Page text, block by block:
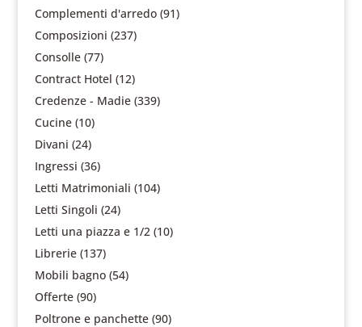
Complementi d'arredo (91)
Composizioni (237)
Consolle (77)
Contract Hotel (12)
Credenze - Madie (339)
Cucine (10)
Divani (24)
Ingressi (36)
Letti Matrimoniali (104)
Letti Singoli (24)
Letti una piazza e 1/2 (10)
Librerie (137)
Mobili bagno (54)
Offerte (90)
Poltrone e panchette (90)